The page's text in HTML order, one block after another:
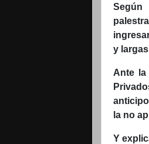
Según
y
Ante
la no
Y